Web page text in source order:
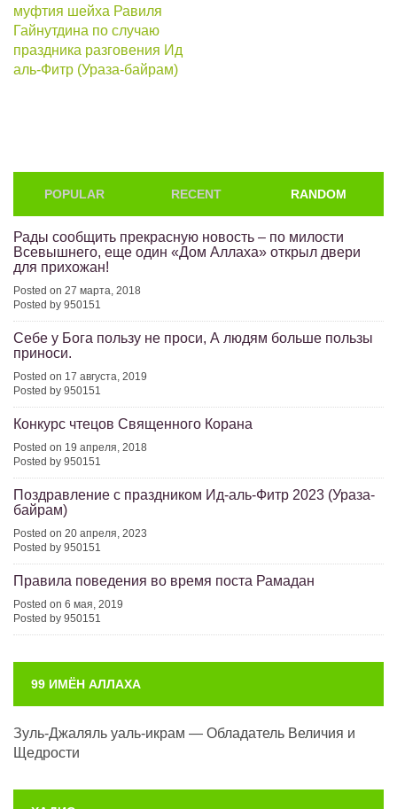
муфтия шейха Равиля
Гайнутдина по случаю
праздника разговения Ид
аль-Фитр (Ураза-байрам)
POPULAR RECENT RANDOM
Рады сообщить прекрасную новость – по милости
Всевышнего, еще один «Дом Аллаха» открыл двери
для прихожан!
Posted on 27 марта, 2018
Posted by 950151
Себе у Бога пользу не проси, А людям больше пользы
приноси.
Posted on 17 августа, 2019
Posted by 950151
Конкурс чтецов Священного Корана
Posted on 19 апреля, 2018
Posted by 950151
Поздравление с праздником Ид-аль-Фитр 2023 (Ураза-
байрам)
Posted on 20 апреля, 2023
Posted by 950151
Правила поведения во время поста Рамадан
Posted on 6 мая, 2019
Posted by 950151
99 ИМЁН АЛЛАХА
Зуль-Джаляль уаль-икрам — Обладатель Величия и
Щедрости